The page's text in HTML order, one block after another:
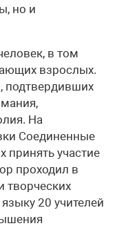
но и
в том
взрослых.
подтвердивших
На
Соединенные
участие
проходил в
творческих
20 учителей